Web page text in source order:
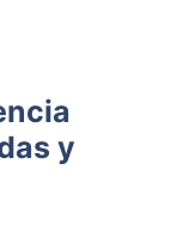
y